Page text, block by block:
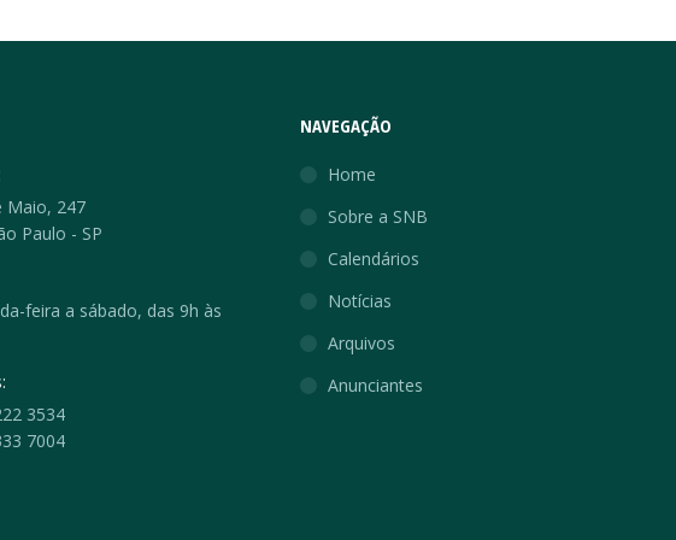
Maio, 247
Paulo - SP
feira a sábado, das 9h às
3534
7004
NAVEGAÇÃO
Home
Sobre a SNB
Calendários
Notícias
Arquivos
Anunciantes